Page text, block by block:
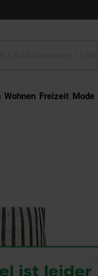
Wohnen Freizeit Mode